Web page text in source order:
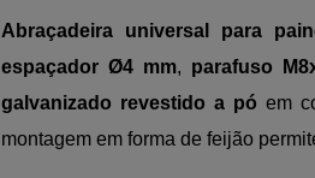
Abraçadeira universal para
espaçador Ø4 mm, parafuso
galvanizado revestido a pó em
montagem em forma de feijão